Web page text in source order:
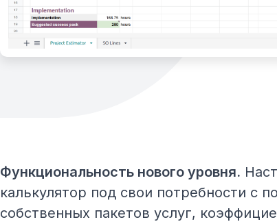
Функциональность нового уровня.
калькулятор под свои потребности с
собственных пакетов услуг,